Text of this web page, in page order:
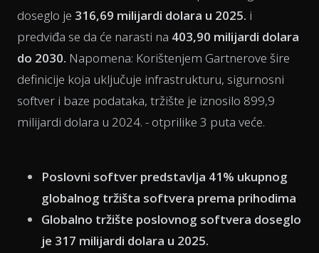
doseglo je 316,69 milijardi dolara u 2025. i
predviđa se da će narasti na 403,90 milijardi dolara
do 2030. Napomena: Korištenjem Gartnerove šire
definicije koja uključuje infrastrukturu, sigurnosni
softver i baze podataka, tržište je iznosilo 899,9
milijardi dolara u 2024. - otprilike 3 puta veće.
Poslovni softver predstavlja 41% ukupnog
globalnog tržišta softvera prema prihodima
Globalno tržište poslovnog softvera doseglo
je 317 milijardi dolara u 2025.